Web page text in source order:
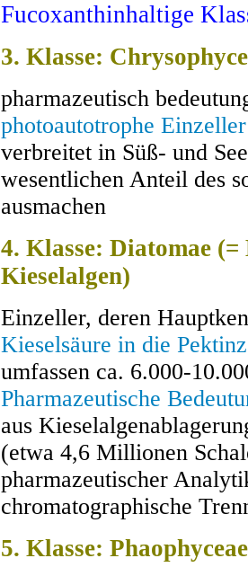
Fucoxanthinhaltige
3. Klasse:
pharmazeutisch
photoautotrophe Einzeller
verbreitet in Süß- und
wesentlichen Anteil des
ausmachen
4. Klasse: Diatomae
Kieselalgen)
Einzeller, deren
Kieselsäure in die
umfassen ca. 6.000-
Pharmazeutische
aus
(etwa 4,6 Millionen
pharmazeutischer
chromatographische
5. Klasse: